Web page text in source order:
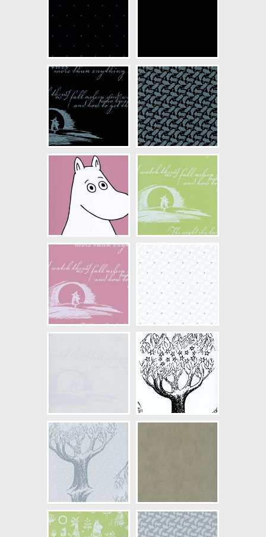
NCS Bottenkulör: S1500-N
Färg: Vitaktig, Grå
Struktur: Slät
Cirkapris: 699,00 kr
(Kontakta din färghandlare för
exakt pris.)